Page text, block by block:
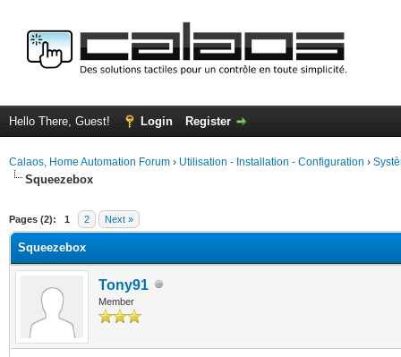
Hello There, Guest! Login Register
Calaos, Home Automation Forum › Utilisation - Installation - Configuration ›
Squeezebox
Pages (2): 1 2 Next »
Squeezebox
Tony91
Member